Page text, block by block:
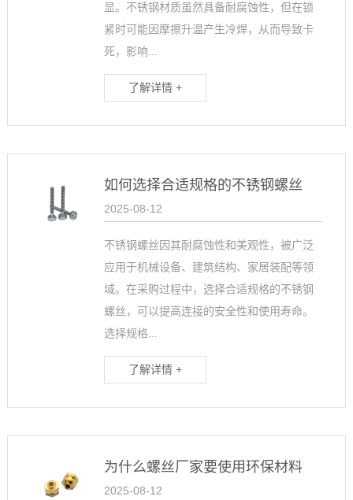
显。不锈钢材质虽然具备耐腐蚀性，但在锁
紧时可能因摩擦升温产生冷焊，从而导致卡
死，影响...
了解详情 +
如何选择合适规格的不锈钢螺丝
2025-08-12
不锈钢螺丝因其耐腐蚀性和美观性，被广泛
应用于机械设备、建筑结构、家居装配等领
域。在采购过程中，选择合适规格的不锈钢
螺丝，可以提高连接的安全性和使用寿命。
选择规格...
了解详情 +
为什么螺丝厂家要使用环保材料
2025-08-12